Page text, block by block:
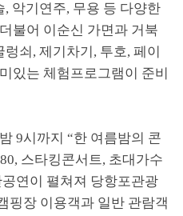
, 악기연주, 무용 등 다양한
불어 이순신 가면과 거북
렁쇠 , 제기차기 , 투호, 페이
있는 체험프로그램이 준비
9시까지 “한 여름밤의 콘
스타킹콘서트, 초대가수
연이 펼쳐져 당항포관광
핑장 이용객과 일반 관람객